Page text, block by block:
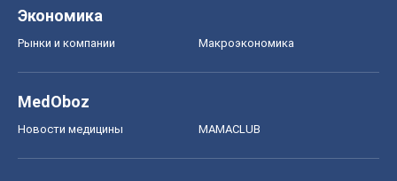
Экономика
Рынки и компании Mакроэкономика
MedOboz
Новости медицины MAMACLUB